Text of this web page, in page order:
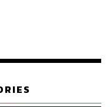
กำลังเอก ผู้บัญชาการ
170